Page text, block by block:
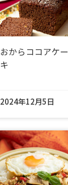
おからココアケー
キ
2024年12月5日